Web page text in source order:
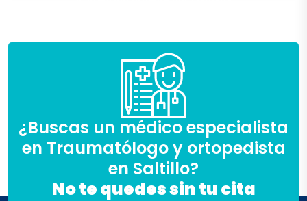
¿Buscas un médico especialista
en Traumatólogo y ortopedista
en Saltillo?
No te quedes sin tu cita